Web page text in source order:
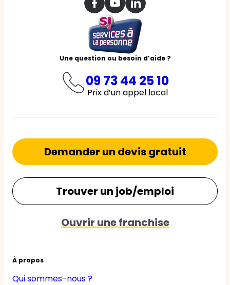
Une question ou besoin d’aide ?
09 73 44 25 10
Prix d’un appel local
À propos
Qui sommes-nous ?
Demander un devis gratuit
Trouver un job/emploi
Ouvrir une franchise